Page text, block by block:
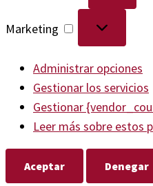
Marketing
Administrar opciones
Gestionar los servicios
Gestionar
Leer más sobre estos
Aceptar Denegar